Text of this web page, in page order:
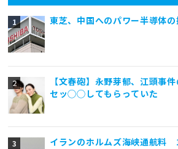
東芝、中国へのパワー半導体
【文春砲】永野芽郁、江頭事
セッ◯◯してもらっていた
イランのホルムズ海峡通航料